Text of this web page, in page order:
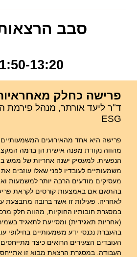
סבב
13:20
פרישה כחלק
ESG
פרישה היא אחד מהאירועים המשמעותיים
מהווה נקודת מפנה אישית הן ברמה
הנפשית. למעסיק ישנה אחריות של ממש
משמעותיים לעובדיו לפני שאלו עוזבים
מעסיקים מודעים הרבה יותר למשמעות
בהתאם אם באמצעות קורסים לקראת
לאחריה. פעילות זו אשר ברובה מתבצעת
(אחריות תאגידית) ומסייעת לתאגיד
בהעברת נכנסי ידע משמעותיים בחילופי
העובדים הצעירים הרואים כיצד
העבודה. במסגרת הרצאת מבוא זו אתייחס